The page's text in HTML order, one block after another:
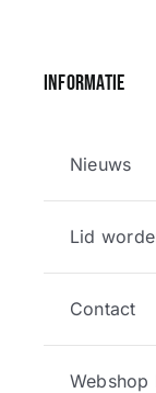
Informatie
Nieuws
Lid
Contact
Webshop